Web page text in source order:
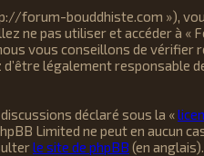
forum-bouddhiste.com »),
ne pas utiliser et accéder à «
vous conseillons de vérifier
légalement responsable
déclaré sous la «
Limited ne peut en aucun
le site de phpBB (en anglais).